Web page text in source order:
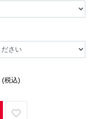
(税込)